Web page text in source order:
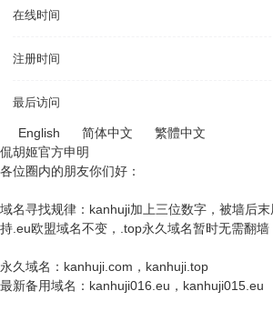
在线时间
注册时间
最后访问
English 简体中文
繁體中文
侃胡姬官方申明
各位圈内的朋友你们好：
域名寻找规律：kanhuji加上三位数字，被墙后
持.eu欧盟域名不变，.top永久域名暂时无需翻墙
永久域名：kanhuji.com，kanhuji.top
最新备用域名：kanhuji016.eu，kanhuji015.eu